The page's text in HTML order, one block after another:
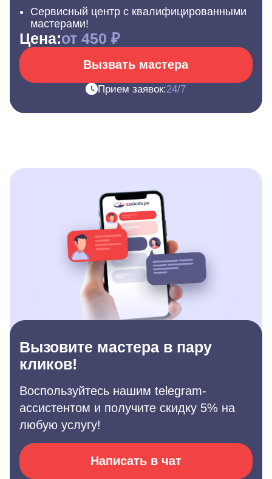
Сервисный центр с квалифицированными
мастерами!
Цена:от 450 ₽
Вызвать мастера
Прием заявок:24/7
Вызовите мастера в пару
кликов!
Воспользуйтесь нашим telegram-
ассистентом и получите скидку 5% на
любую услугу!
Написать в чат